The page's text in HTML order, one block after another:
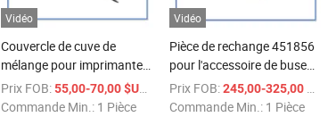
/ pieces
Vidéo
Couvercle de cuve de
mélange pour imprimante
Hitachi compatible Hitachi
Pl2271
Prix FOB:55,00-70,00 $US
/ Pièce
Commande Min.: 1 Pièce
Vidéo
Pièce de rechange 451856
pour l'accessoire de buse
compatible avec
l'imprimante à jet d'encre
Prix FOB:245,00-325,00 $US
Commande Min.: 1 Pièce